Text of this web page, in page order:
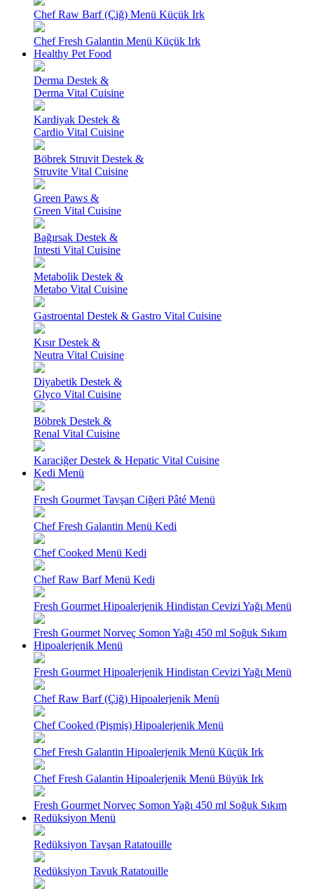
Chef Raw Barf (Çiğ) Menü Küçük Irk
Chef Fresh Galantin Menü Küçük Irk
Healthy Pet Food
Derma Destek &
Derma Vital Cuisine
Kardiyak Destek &
Cardio Vital Cuisine
Böbrek Struvit Destek &
Struvite Vital Cuisine
Green Paws &
Green Vital Cuisine
Bağırsak Destek &
Intesti Vital Cuisine
Metabolik Destek &
Metabo Vital Cuisine
Gastroental Destek & Gastro Vital Cuisine
Kısır Destek &
Neutra Vital Cuisine
Diyabetik Destek &
Glyco Vital Cuisine
Böbrek Destek &
Renal Vital Cuisine
Karaciğer Destek & Hepatic Vital Cuisine
Kedi Menü
Fresh Gourmet Tavşan Ciğeri Pâté Menü
Chef Fresh Galantin Menü Kedi
Chef Cooked Menü Kedi
Chef Raw Barf Menü Kedi
Fresh Gourmet Hipoalerjenik Hindistan Cevizi Yağı Menü
Fresh Gourmet Norveç Somon Yağı 450 ml Soğuk Sıkım
Hipoalerjenik Menü
Fresh Gourmet Hipoalerjenik Hindistan Cevizi Yağı Menü
Chef Raw Barf (Çiğ) Hipoalerjenik Menü
Chef Cooked (Pişmiş) Hipoalerjenik Menü
Chef Fresh Galantin Hipoalerjenik Menü Küçük Irk
Chef Fresh Galantin Hipoalerjenik Menü Büyük Irk
Fresh Gourmet Norveç Somon Yağı 450 ml Soğuk Sıkım
Redüksiyon Menü
Redüksiyon Tavşan Ratatouille
Redüksiyon Tavuk Ratatouille